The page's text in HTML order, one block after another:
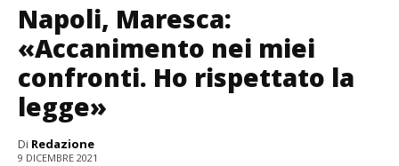
Napoli, Maresca:
«Accanimento nei miei
confronti. Ho rispettato la
legge»
Di Redazione
9 DICEMBRE 2021